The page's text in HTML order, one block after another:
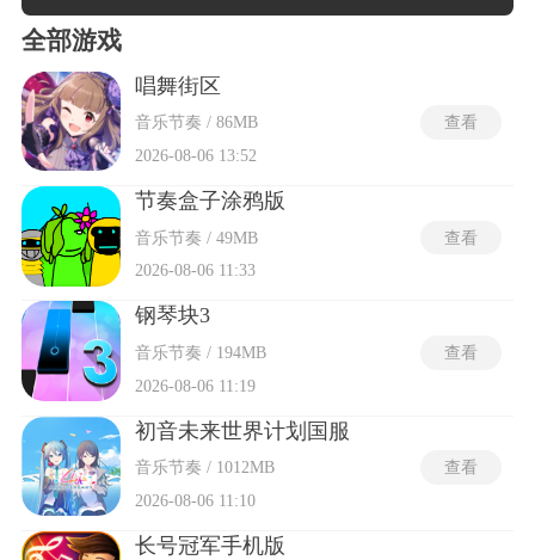
移动端滑动屏幕的灵动，再到VR设备中挥动手臂切割节奏方块
的沉浸，不同平台的技术特性为其赋予了多样的形态，每一次
操作都成为与旋律对话的语言，每一段谱面都是创作者与玩家
共同完成的音乐诗篇。 音乐游戏是一款跨越年龄与圈层的文化
载体，将电子、摇滚、古典、二次元原创等多元曲风收纳其中
让硬核玩家在高难度谱面中挑战手速极限，休闲用户在轻量玩
法里舒缓情绪压力。
全部游戏
唱舞街区
音乐节奏 / 86MB
2026-08-06 13:52
查看
节奏盒子涂鸦版
音乐节奏 / 49MB
2026-08-06 11:33
查看
钢琴块3
音乐节奏 / 194MB
2026-08-06 11:19
查看
初音未来世界计划国服
音乐节奏 / 1012MB
2026-08-06 11:10
查看
长号冠军手机版